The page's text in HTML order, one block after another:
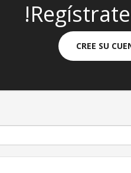
CREE SU